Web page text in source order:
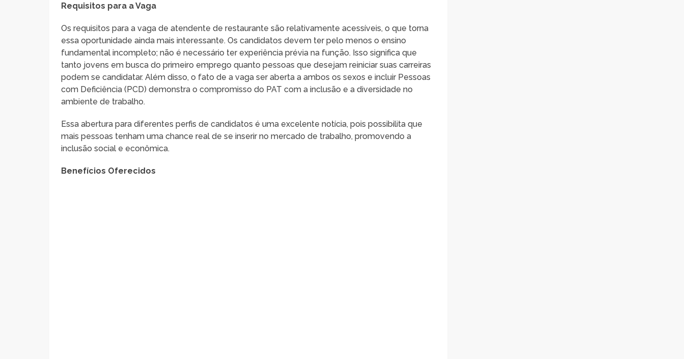
Requisitos para a Vaga
Os requisitos para a vaga de atendente de restaurante são relativamente acessíveis, o que torna
essa oportunidade ainda mais interessante. Os candidatos devem ter pelo menos o ensino
fundamental incompleto; não é necessário ter experiência prévia na função. Isso significa que
tanto jovens em busca do primeiro emprego quanto pessoas que desejam reiniciar suas carreiras
podem se candidatar. Além disso, o fato de a vaga ser aberta a ambos os sexos e incluir Pessoas
com Deficiência (PCD) demonstra o compromisso do PAT com a inclusão e a diversidade no
ambiente de trabalho.
Essa abertura para diferentes perfis de candidatos é uma excelente notícia, pois possibilita que
mais pessoas tenham uma chance real de se inserir no mercado de trabalho, promovendo a
inclusão social e econômica.
Benefícios Oferecidos